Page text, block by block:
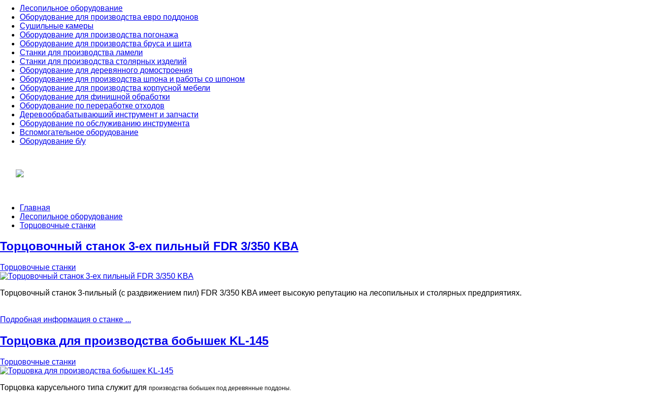
Лесопильное оборудование
Оборудование для производства евро поддонов
Сушильные камеры
Оборудование для производства погонажа
Оборудование для производства бруса и щита
Станки для производства ламели
Станки для производства столярных изделий
Оборудование для деревянного домостроения
Оборудование для производства шпона и работы со шпоном
Оборудование для производства корпусной мебели
Оборудование для финишной обработки
Оборудование по переработке отходов
Деревообрабатывающий инструмент и запчасти
Оборудование по обслуживанию инструмента
Вспомогательное оборудование
Оборудование б/у
Главная
Лесопильное оборудование
Торцовочные станки
Торцовочный станок 3-ех пильный FDR 3/350 KBA
Торцовочные станки
Торцовочный станок 3-пильный (с раздвижением пил) FDR 3/350 KBA имеет высокую репутацию на лесопильных и столярных предприятиях.
Подробная информация о станке ...
Торцовка для производства бобышек KL-145
Торцовочные станки
Торцовка карусельного типа служит для производства бобышек под деревянные поддоны.